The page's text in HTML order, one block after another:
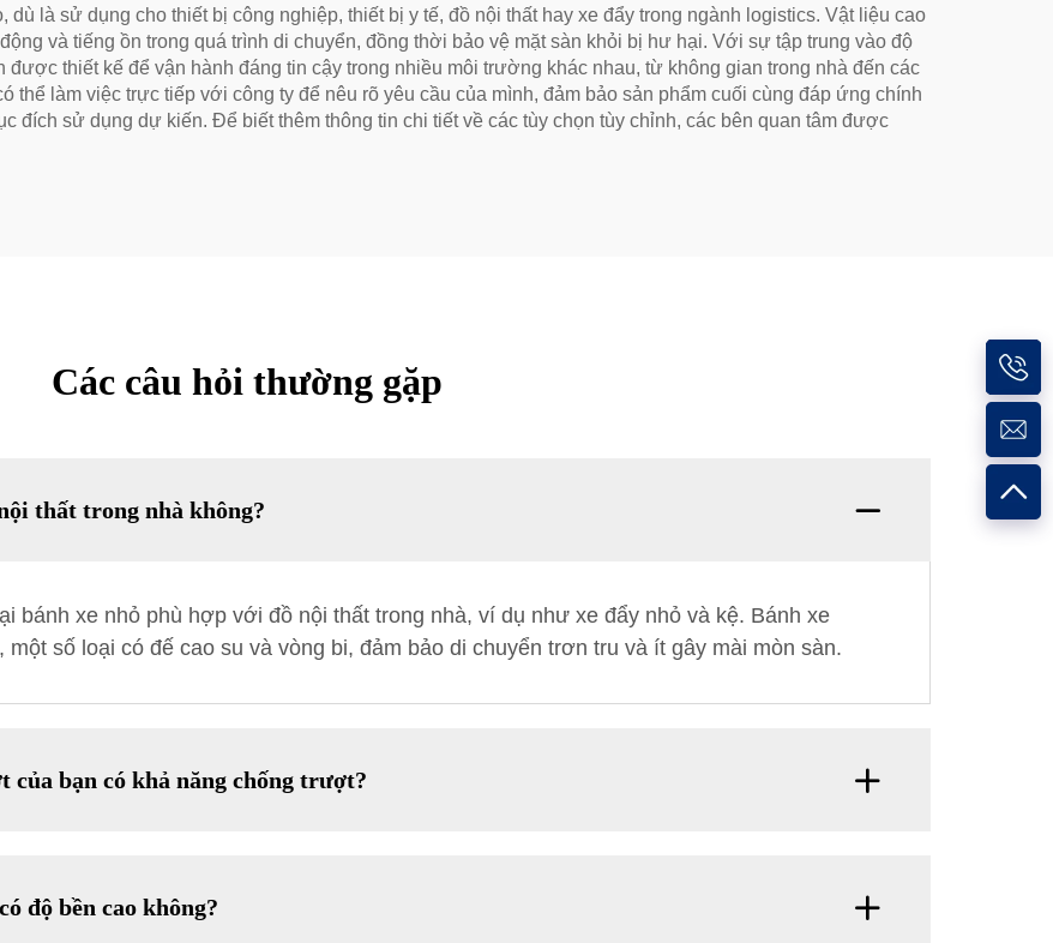
là sử dụng cho thiết bị công nghiệp, thiết bị y tế, đồ nội thất hay xe đẩy trong ngành logistics. Vật liệu cao
và tiếng ồn trong quá trình di chuyển, đồng thời bảo vệ mặt sàn khỏi bị hư hại. Với sự tập trung vào độ
thiết kế để vận hành đáng tin cậy trong nhiều môi trường khác nhau, từ không gian trong nhà đến các
thể làm việc trực tiếp với công ty để nêu rõ yêu cầu của mình, đảm bảo sản phẩm cuối cùng đáp ứng chính
đích sử dụng dự kiến. Để biết thêm thông tin chi tiết về các tùy chọn tùy chỉnh, các bên quan tâm được
Các câu hỏi thường gặp
thất trong nhà không?
bánh xe nhỏ phù hợp với đồ nội thất trong nhà, ví dụ như xe đẩy nhỏ và kệ. Bánh xe
số loại có đế cao su và vòng bi, đảm bảo di chuyển trơn tru và ít gây mài mòn sàn.
bạn có khả năng chống trượt?
độ bền cao không?